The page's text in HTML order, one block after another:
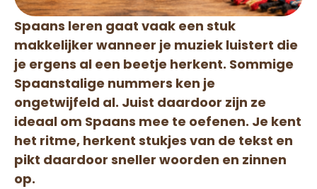
Spaans leren gaat vaak een stuk
makkelijker wanneer je muziek luistert die
je ergens al een beetje herkent. Sommige
Spaanstalige nummers ken je
ongetwijfeld al. Juist daardoor zijn ze
ideaal om Spaans mee te oefenen. Je kent
het ritme, herkent stukjes van de tekst en
pikt daardoor sneller woorden en zinnen
op.